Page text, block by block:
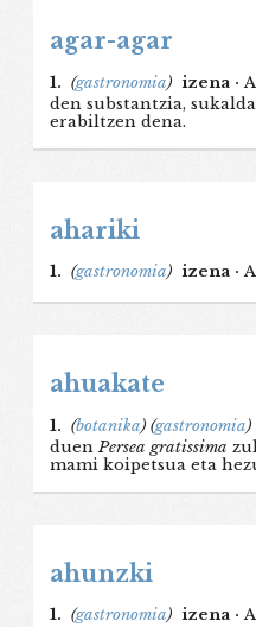
agar-agar
1. (gastronomia) izena ·
den substantzia,
erabiltzen dena.
ahariki
1. (gastronomia) izena ·
ahuakate
1. (botanika) (gastronomia)
duenPersea gratissima
mami koipetsua eta
ahunzki
1. (gastronomia) izena ·